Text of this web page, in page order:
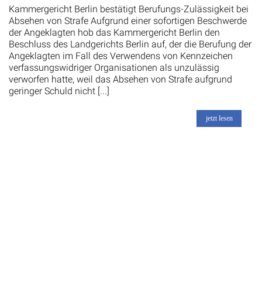
Kammergericht Berlin bestätigt Berufungs-Zulässigkeit bei
Absehen von Strafe Aufgrund einer sofortigen Beschwerde
der Angeklagten hob das Kammergericht Berlin den
Beschluss des Landgerichts Berlin auf, der die Berufung der
Angeklagten im Fall des Verwendens von Kennzeichen
verfassungswidriger Organisationen als unzulässig
verworfen hatte, weil das Absehen von Strafe aufgrund
geringer Schuld nicht [...]
jetzt lesen